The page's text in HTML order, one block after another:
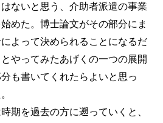
ないと思う、介助者派遣の事業
めた。博士論文がその部分にま
よって決められることになるだ
やってみたあげくの一つの展開
も書いてくれたらよいと思っ
期を過去の方に遡っていくと、